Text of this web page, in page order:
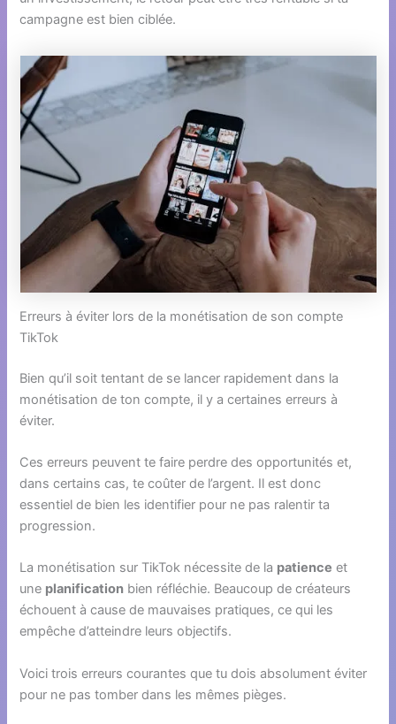
campagne est bien ciblée.
Erreurs à éviter lors de la monétisation de son compte
TikTok
Bien qu’il soit tentant de se lancer rapidement dans la
monétisation de ton compte, il y a certaines erreurs à
éviter.
Ces erreurs peuvent te faire perdre des opportunités et,
dans certains cas, te coûter de l’argent. Il est donc
essentiel de bien les identifier pour ne pas ralentir ta
progression.
La monétisation sur TikTok nécessite de la patience et
une planification bien réfléchie. Beaucoup de créateurs
échouent à cause de mauvaises pratiques, ce qui les
empêche d’atteindre leurs objectifs.
Voici trois erreurs courantes que tu dois absolument éviter
pour ne pas tomber dans les mêmes pièges.